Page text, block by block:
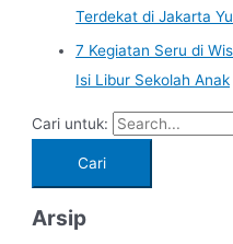
Terdekat di Jakarta
7 Kegiatan Seru di
Isi Libur Sekolah Anak
Cari untuk:
Arsip